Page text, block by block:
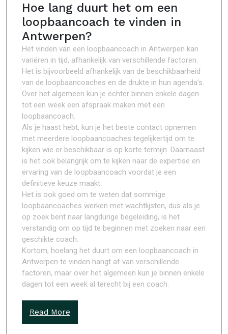
Hoe lang duurt het om een ​​
loopbaancoach te vinden in
Antwerpen?
Het vinden van een loopbaancoach in Antwerpen kan
variëren in tijd, afhankelijk van verschillende factoren.
Het is bijvoorbeeld afhankelijk van de beschikbaarheid
van de loopbaancoaches en de drukte in hun agenda’s.
Over het algemeen kun je echter binnen enkele dagen
tot een week een afspraak maken met een
loopbaancoach.
Als je haast hebt, kun je het beste contact opnemen
met meerdere loopbaancoaches tegelijkertijd om te
kijken wie er beschikbaar is op korte termijn. Daarnaast
is het ook belangrijk om te kijken naar de expertise en
ervaring van de loopbaancoach voordat je een
definitieve keuze maakt.
Het is ook goed om te weten dat sommige
loopbaancoaches werken met wachtlijsten, dus als je
op zoek bent naar langdurige begeleiding, is het
verstandig om op tijd te beginnen met zoeken naar een
geschikte coach.
Kortom, hoelang het duurt om een ​​loopbaancoach in
Antwerpen te vinden hangt af van verschillende
factoren, maar over het algemeen kun je binnen enkele
dagen tot een week al terecht bij een coach.
Read More